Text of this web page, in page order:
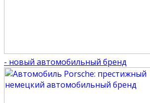
- новый автомобильный бренд